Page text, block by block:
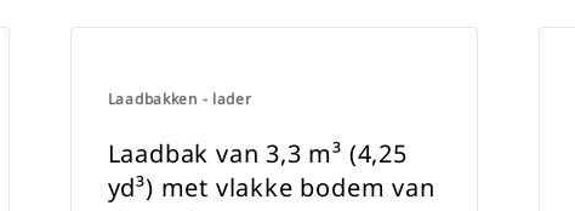
Laadbakken - lader
Laadbak van 3,3 m³ (4,25
yd³) met vlakke bodem van